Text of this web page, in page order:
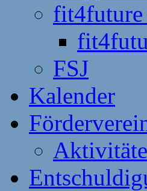
fit4future
FSJ
Kalender